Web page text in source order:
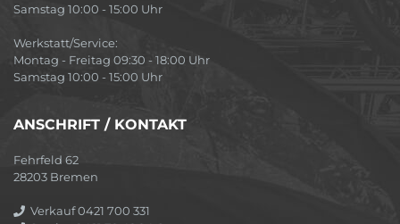
Samstag 10:00 - 15:00 Uhr
Werkstatt/Service:
Montag - Freitag 09:30 - 18:00 Uhr
Samstag 10:00 - 15:00 Uhr
ANSCHRIFT / KONTAKT
Fehrfeld 62
28203 Bremen
Verkauf 0421 700 331